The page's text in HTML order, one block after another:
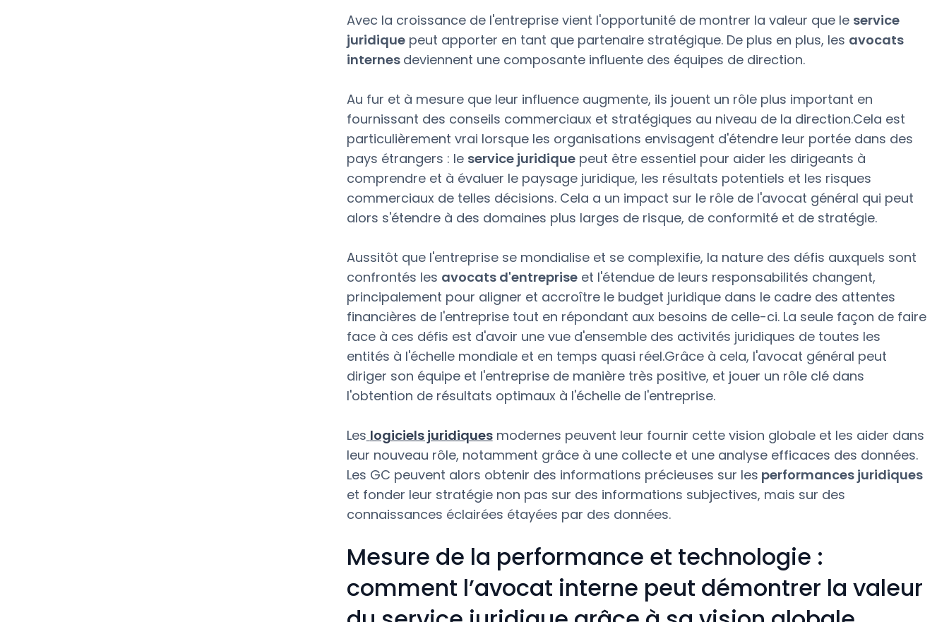
Avec la croissance de l'entreprise vient l'opportunité de montrer la valeur que le service
juridiquepeut apporter en tant que partenaire stratégique. De plus en plus, les avocats
internes deviennent une composante influente des équipes de direction.
Au fur et à mesure que leur influence augmente, ils jouent un rôle plus important en
fournissant des conseils commerciaux et stratégiques au niveau de la direction.Cela est
particulièrement vrai lorsque les organisations envisagent d'étendre leur portée dans des
pays étrangers : le service juridiquepeut être essentiel pour aider les dirigeants à
comprendre et à évaluer le paysage juridique, les résultats potentiels et les risques
commerciaux de telles décisions. Cela a un impact sur le rôle de l'avocat général qui peut
alors s'étendre à des domaines plus larges de risque, de conformité et de stratégie.
Aussitôt que l'entreprise se mondialise et se complexifie, la nature des défis auxquels sont
confrontés les avocats d'entrepriseet l'étendue de leurs responsabilités changent,
principalement pour aligner et accroître le budget juridique dans le cadre des attentes
financières de l'entreprise tout en répondant aux besoins de celle-ci. La seule façon de faire
face à ces défis est d'avoir une vue d'ensemble des activités juridiques de toutes les
entités à l'échelle mondiale et en temps quasi réel.Grâce à cela, l'avocat général peut
diriger son équipe et l'entreprise de manière très positive, et jouer un rôle clé dans
l'obtention de résultats optimaux à l'échelle de l'entreprise.
Les logiciels juridiquesmodernes peuvent leur fournir cette vision globale et les aider dans
leur nouveau rôle, notamment grâce à une collecte et une analyse efficaces des données.
Les GC peuvent alors obtenir des informations précieuses sur les performances juridiques
et fonder leur stratégie non pas sur des informations subjectives, mais sur des
connaissances éclairées étayées par des données.
Mesure de la performance et technologie :
comment l’avocat interne peut démontrer la valeur